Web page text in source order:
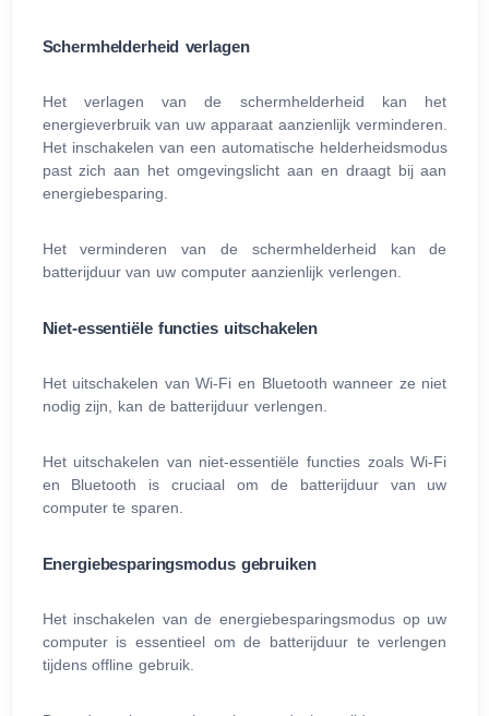
Schermhelderheid verlagen
Het verlagen van de schermhelderheid kan het
energieverbruik van uw apparaat aanzienlijk verminderen.
Het inschakelen van een automatische helderheidsmodus
past zich aan het omgevingslicht aan en draagt bij aan
energiebesparing.
Het verminderen van de schermhelderheid kan de
batterijduur van uw computer aanzienlijk verlengen.
Niet-essentiële functies uitschakelen
Het uitschakelen van Wi‑Fi en Bluetooth wanneer ze niet
nodig zijn, kan de batterijduur verlengen.
Het uitschakelen van niet-essentiële functies zoals Wi‑Fi
en Bluetooth is cruciaal om de batterijduur van uw
computer te sparen.
Energiebesparingsmodus gebruiken
Het inschakelen van de energiebesparingsmodus op uw
computer is essentieel om de batterijduur te verlengen
tijdens offline gebruik.